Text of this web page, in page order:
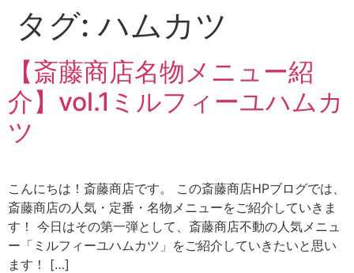
タグ:ハムカツ
【斎藤商店名物メニュー紹
介】vol.1ミルフィーユハムカ
ツ
こんにちは！斎藤商店です。 この斎藤商店HPブログでは、
斎藤商店の人気・定番・名物メニューをご紹介していきま
す！ 今日はその第一弾として、斎藤商店不動の人気メニュ
ー「ミルフィーユハムカツ」をご紹介していきたいと思い
ます！ […]